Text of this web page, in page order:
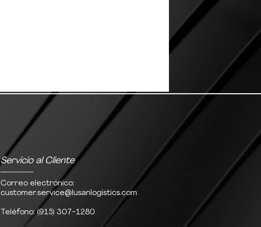
Servicio al Cliente
Correo electrónico:
customer.service@lusanlogistics.com
Teléfono: (915) 307-1280